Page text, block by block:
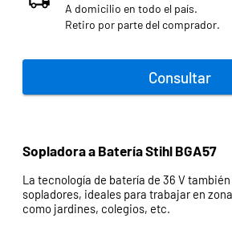
A domicilio en todo el país.
Retiro por parte del comprador.
Consultar
Sopladora a Batería Stihl BGA57
La tecnología de batería de 36 V
sopladores, ideales para trabajar en
como jardines, colegios, etc.